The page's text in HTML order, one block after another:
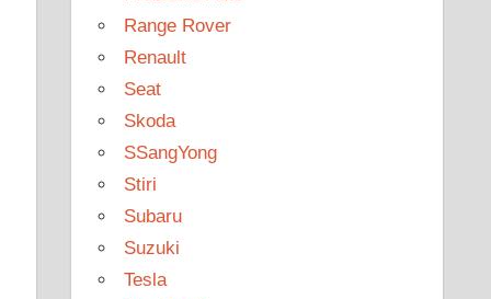
Range Rover
Renault
Seat
Skoda
SSangYong
Stiri
Subaru
Suzuki
Tesla